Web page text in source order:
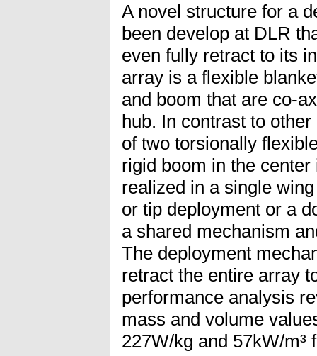
A novel structure for a
been develop at DLR
even fully retract to its
array is a flexible
and boom that are co-
hub. In contrast to
of two torsionally
rigid boom in the
realized in a single
or tip deployment or a
a shared mechanism
The deployment
retract the entire array
performance analysis
mass and volume
227W/kg and 57kW/m³